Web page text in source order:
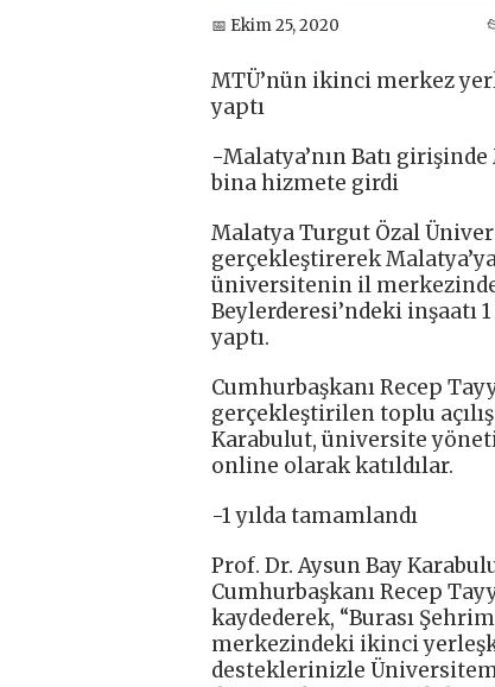
📅 Ekim 25, 2020
MTÜ’nün ikinci merkez
yaptı
-Malatya’nın Batı
bina hizmete girdi
Malatya Turgut Özal
gerçekleştirerek
üniversitenin il
Beylerderesi’ndeki inşaatı
yaptı.
Cumhurbaşkanı Recep
gerçekleştirilen toplu
Karabulut, üniversite
online olarak katıldılar.
-1 yılda tamamlandı
Prof. Dr. Aysun Bay
Cumhurbaşkanı Recep
kaydederek, “Burası
merkezindeki ikinci
desteklerinizle